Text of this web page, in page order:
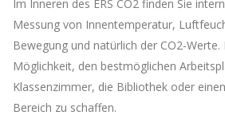
Im Inneren des ERS CO2 finden Sie
Messung von Innentemperatur,
Bewegung und natürlich der CO2-
Möglichkeit, den bestmöglichen
Klassenzimmer, die Bibliothek oder
Bereich zu schaffen.